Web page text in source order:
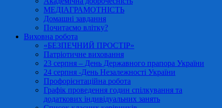
МЕДІАГРАМОТНІСТЬ
Домашні завдання
Почитаємо влітку?
Виховна робота
«БЕЗПЕЧНИЙ ПРОСТІР»
Патріотичне виховання
23 серпня – День Державного прапора України
24 серпня -День Незалежності України
Профорієнтаційна робота
Графік проведення годин спілкування та
додаткових індивідуальних занять